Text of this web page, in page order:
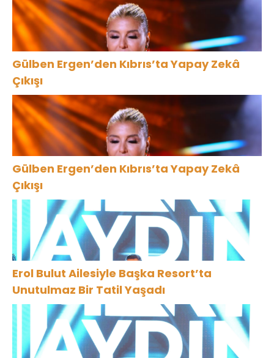
Gülben Ergen’den Kıbrıs’ta Yapay Zekâ
Çıkışı
Gülben Ergen’den Kıbrıs’ta Yapay Zekâ
Çıkışı
Erol Bulut Ailesiyle Başka Resort’ta
Unutulmaz Bir Tatil Yaşadı